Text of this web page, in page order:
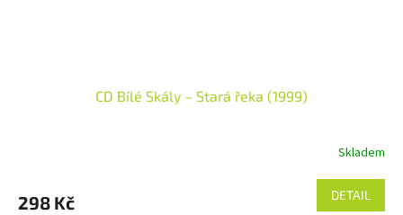
CD Bílé Skály – Stará řeka (1999)
Skladem
298 Kč DETAIL